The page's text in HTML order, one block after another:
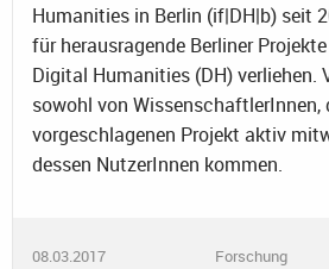
Humanities in Berlin (if|DH|b) seit
für herausragende Berliner
Digital Humanities (DH) verliehen.
sowohl von WissenschaftlerInnen,
vorgeschlagenen Projekt aktiv
dessen NutzerInnen kommen.
08.03.2017 Forschung